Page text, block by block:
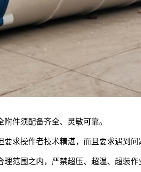
件须配备齐全、灵敏可靠。
求操作者技术精湛，而且要求遇到问
范围之内，严禁超压、超温、超装作